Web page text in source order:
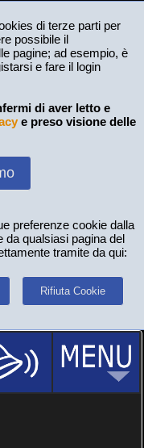
di terze parti per
possibile il
pagine; ad esempio, è
e fare il login
di aver letto e
e preso visione delle
preferenze cookie dalla
da qualsiasi pagina del
tramite da qui:
Rifiuta Cookie